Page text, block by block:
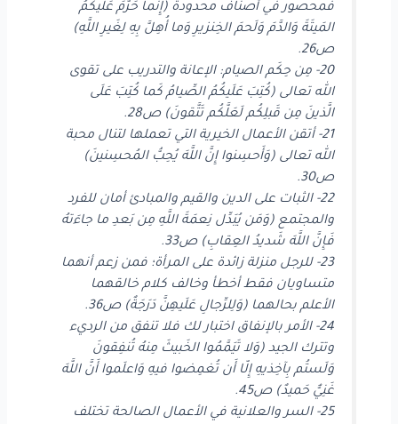
فمحصور في أصناف محدودة (إِنَّما حَرَّمَ عَلَيكُمُ
المَيتَةَ وَالدَّمَ وَلَحمَ الخِنزيرِ وَما أُهِلَّ بِهِ لِغَيرِ اللَّهِ)
ص26.
20- مِن حِكَم الصيام: الإعانة والتدريب على تقوى
الله تعالى (كُتِبَ عَلَيكُمُ الصِّيامُ كَما كُتِبَ عَلَى
الَّذينَ مِن قَبلِكُم لَعَلَّكُم تَتَّقونَ) ص28.
21- أتقن الأعمال الخيرية التي تعملها لتنال محبة
الله تعالى (وَأَحسِنوا إِنَّ اللَّهَ يُحِبُّ المُحسِنينَ)
ص30.
22- الثبات على الدين والقيم والمبادئ أمان للفرد
والمجتمع (وَمَن يُبَدِّل نِعمَةَ اللَّهِ مِن بَعدِ ما جاءَتهُ
فَإِنَّ اللَّهَ شَديدُ العِقابِ) ص33.
23- للرجل منزلة زائدة على المرأة؛ فمن زعم أنهما
متساويان فقط أخطأ وخالف كلام خالقهما
الأعلم بحالهما (وَلِلرِّجالِ عَلَيهِنَّ دَرَجَةٌ) ص36.
24- الأمر بالإنفاق اختبار لك فلا تنفق من الرديء
وتترك الجيد (وَلا تَيَمَّمُوا الخَبيثَ مِنهُ تُنفِقونَ
وَلَستُم بِآخِذيهِ إِلّا أَن تُغمِضوا فيهِ وَاعلَموا أَنَّ اللَّهَ
غَنِيٌّ حَميدٌ) ص45.
25- السر والعلانية في الأعمال الصالحة تختلف